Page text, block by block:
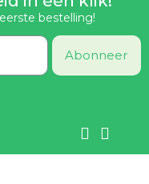
bestelling!
Abonneer